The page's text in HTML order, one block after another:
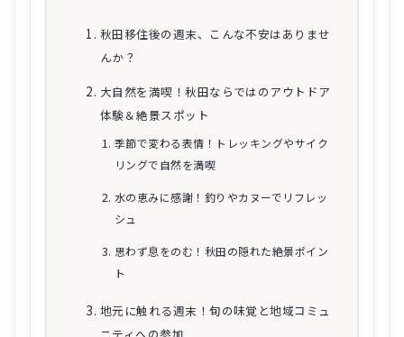
秋田移住後の週末、こんな不安はありませ
んか？
大自然を満喫！秋田ならではのアウトドア
体験＆絶景スポット
季節で変わる表情！トレッキングやサイク
リングで自然を満喫
水の恵みに感謝！釣りやカヌーでリフレッ
シュ
思わず息をのむ！秋田の隠れた絶景ポイン
ト
地元に触れる週末！旬の味覚と地域コミュ